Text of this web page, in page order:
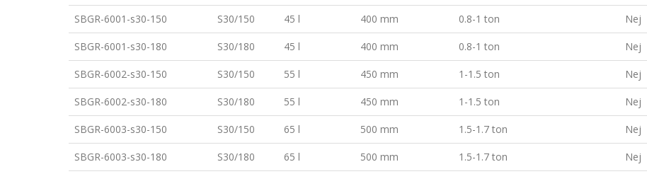
SBGR-6001-s30-150 S30/150 45 l 400 mm 0.8-1 ton Nej
SBGR-6001-s30-180 S30/180 45 l 400 mm 0.8-1 ton Nej
SBGR-6002-s30-150 S30/150 55 l 450 mm 1-1.5 ton Nej
SBGR-6002-s30-180 S30/180 55 l 450 mm 1-1.5 ton Nej
SBGR-6003-s30-150 S30/150 65 l 500 mm 1.5-1.7 ton Nej
SBGR-6003-s30-180 S30/180 65 l 500 mm 1.5-1.7 ton Nej